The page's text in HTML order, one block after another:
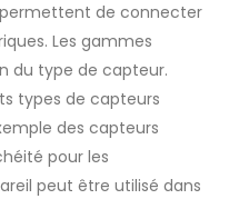
de connecter
Les gammes
du type de capteur.
types de capteurs
des capteurs
pour les
peut être utilisé dans